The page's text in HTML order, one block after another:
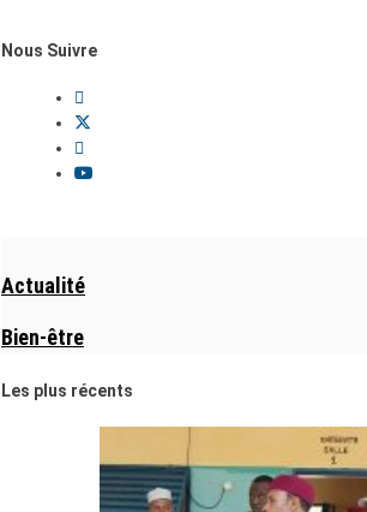
Nous Suivre
Actualité
Bien-être
Les plus récents